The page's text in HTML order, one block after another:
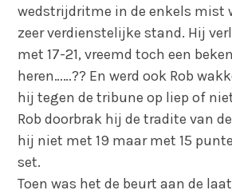
wedstrijdritme in de enkels mist
zeer verdienstelijke stand. Hij
met 17-21, vreemd toch een
heren……?? En werd ook Rob
hij tegen de tribune op liep of
Rob doorbrak hij de tradite van
hij niet met 19 maar met 15
set.
Toen was het de beurt aan de